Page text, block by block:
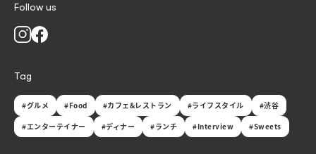
Follow us
Tag
#グルメ #Food #カフェ&レストラン #ライフスタイル
#渋谷
#エンターテイナー
#ディナー #ランチ #Interview #Sweets